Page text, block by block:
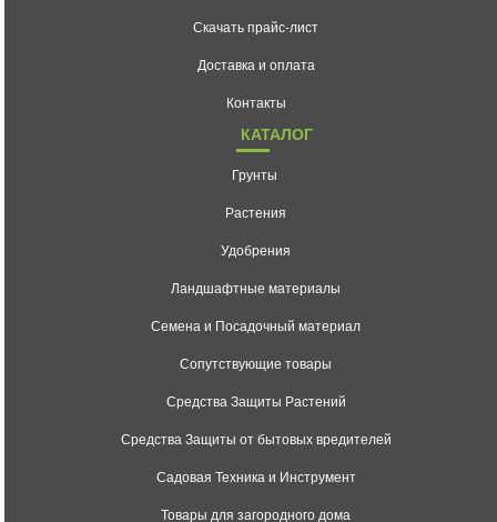
Скачать прайс-лист
Доставка и оплата
Контакты
КАТАЛОГ
Грунты
Растения
Удобрения
Ландшафтные материалы
Семена и Посадочный материал
Сопутствующие товары
Средства Защиты Растений
Средства Защиты от бытовых вредителей
Садовая Техника и Инструмент
Товары для загородного дома